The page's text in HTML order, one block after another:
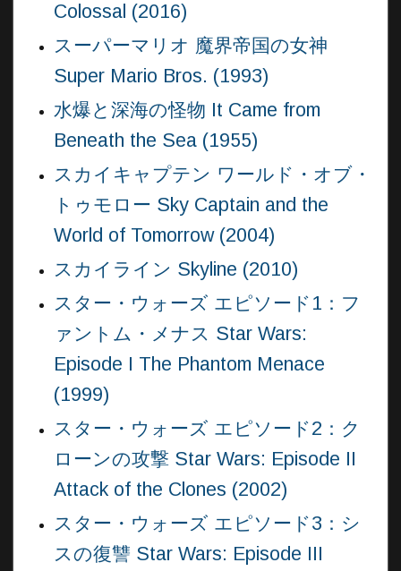
Colossal (2016)
スーパーマリオ 魔界帝国の女神
Super Mario Bros. (1993)
水爆と深海の怪物 It Came from
Beneath the Sea (1955)
スカイキャプテン ワールド・オブ・
トゥモロー Sky Captain and the
World of Tomorrow (2004)
スカイライン Skyline (2010)
スター・ウォーズ エピソード1：フ
ァントム・メナス Star Wars:
Episode I The Phantom Menace
(1999)
スター・ウォーズ エピソード2：ク
ローンの攻撃 Star Wars: Episode II
Attack of the Clones (2002)
スター・ウォーズ エピソード3：シ
スの復讐 Star Wars: Episode III